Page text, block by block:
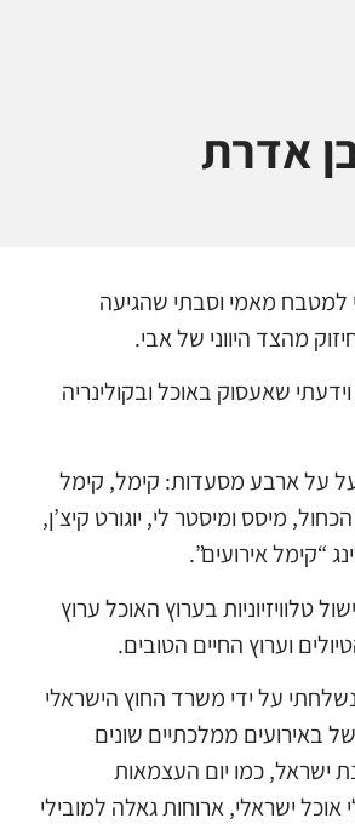
אדרת
מאמי וסבתי שהגיעה
מהצד היווני של אבי.
שאעסוק באוכל ובקולינריה
על ארבע מסעדות: קימל, קימל
מיסס ומיסטר לי, יוגורט קיצ’ן,
“קימל אירועים”.
טלוויזיוניות בערוץ האוכל ערוץ
על ידי משרד החוץ הישראלי
באירועים ממלכתיים שונים
ישראל, כמו יום העצמאות
ישראלי, ארוחות גאלה למובילי